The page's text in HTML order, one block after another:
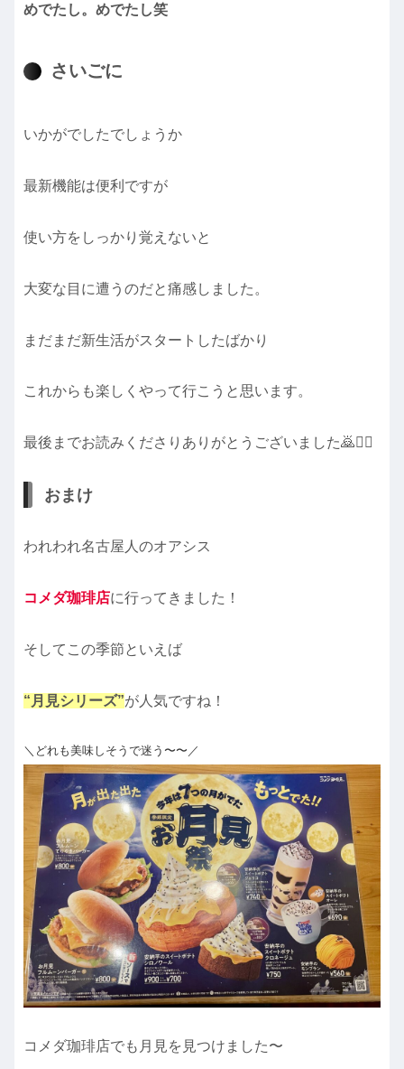
めでたし。めでたし笑
さいごに
いかがでしたでしょうか
最新機能は便利ですが
使い方をしっかり覚えないと
大変な目に遭うのだと痛感しました。
まだまだ新生活がスタートしたばかり
これからも楽しくやって行こうと思います。
最後までお読みくださりありがとうございました🙇🙇‍♀️
おまけ
われわれ名古屋人のオアシス
コメダ珈琲店に行ってきました！
そしてこの季節といえば
“月見シリーズ”が人気ですね！
＼どれも美味しそうで迷う〜〜／
コメダ珈琲店でも月見を見つけました〜